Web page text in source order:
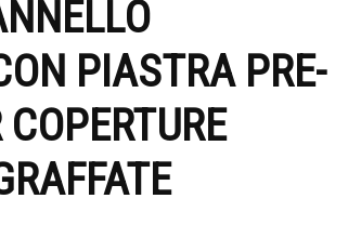
PIASTRA PRE-